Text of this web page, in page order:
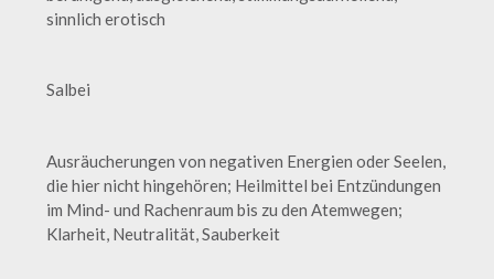
sinnlich erotisch
Salbei
Ausräucherungen von negativen Energien oder Seelen,
die hier nicht hingehören; Heilmittel bei Entzündungen
im Mind- und Rachenraum bis zu den Atemwegen;
Klarheit, Neutralität, Sauberkeit